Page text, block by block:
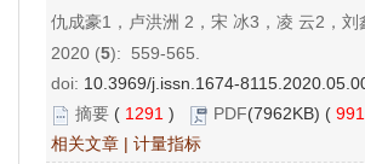
仇成豪1，卢洪洲 2，宋 冰3，凌 云2，刘
2020 (5): 559-565.
doi: 10.3969/j.issn.1674-
摘要 ( 1291 ) PDF(7962KB) ( 991
相关文章 | 计量指标